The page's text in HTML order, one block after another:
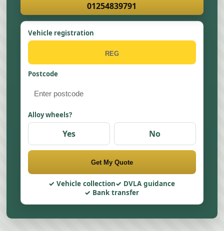
01254839791
Vehicle registration
Postcode
Alloy wheels?
Yes No
Get My Quote
Vehicle collection
DVLA guidance
Bank transfer